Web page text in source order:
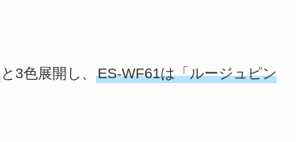
と3色展開し、 ES-WF61は「ルージュピン